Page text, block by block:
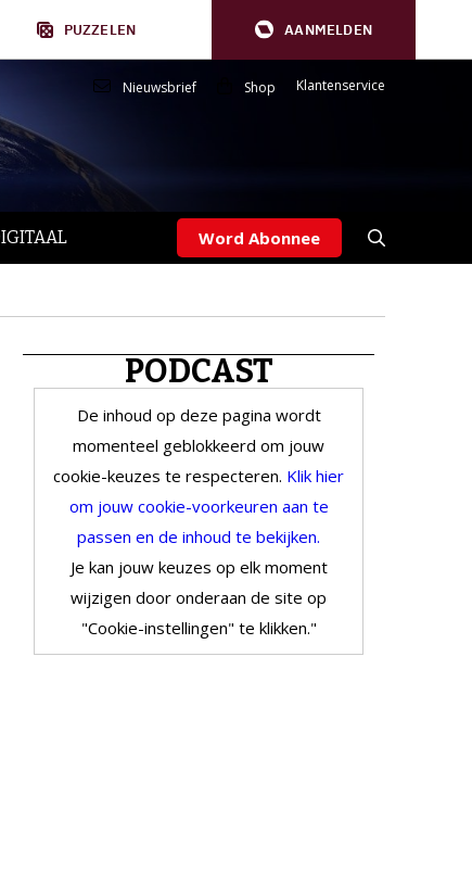
PUZZELEN AANMELDEN
Nieuwsbrief Shop Klantenservice
Word Abonnee
PODCAST
De inhoud op deze pagina wordt
momenteel geblokkeerd om jouw
cookie-keuzes te respecteren. Klik hier
om jouw cookie-voorkeuren aan te
passen en de inhoud te bekijken.
Je kan jouw keuzes op elk moment
wijzigen door onderaan de site op
"Cookie-instellingen" te klikken."